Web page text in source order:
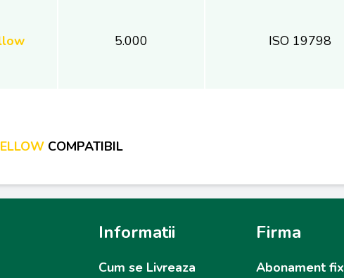
5.000 ISO 19798
COMPATIBIL
Informatii
Cum se Livreaza
Firma
Abonament fix